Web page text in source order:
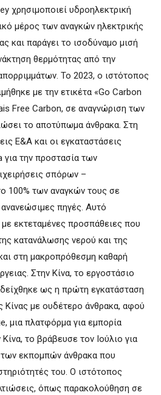
χρησιμοποιεί υδροηλεκτρική
μέρος των αναγκών ηλεκτρικής
και παράγει το ισοδύναμο μισή
θερμότητας από την
Το 2023, ο ιστότοπος
με την ετικέτα «Go Carbon
Free Carbon, σε αναγνώριση των
το αποτύπωμα άνθρακα. Στη
Ε&Α και οι εγκαταστάσεις
την προστασία των
σπόρων –
100% των αναγκών τους σε
πηγές. Αυτό
εκτεταμένες προσπάθειες που
κατανάλωσης νερού και της
στη μακροπρόθεσμη καθαρή
Στην Κίνα, το εργοστάσιο
ως η πρώτη εγκατάσταση
Κίνας με ουδέτερο άνθρακα, αφού
μια πλατφόρμα για εμπορία
το βράβευσε τον Ιούλιο για
των εκπομπών άνθρακα που
του. Ο ιστότοπος
όπως παρακολούθηση σε